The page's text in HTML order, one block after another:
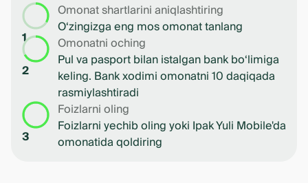
1
Omonat shartlarini aniqlashtiring
O‘zingizga eng mos omonat tanlang
2
Omonatni oching
Pul va pasport bilan istalgan bank bo‘limiga
keling. Bank xodimi omonatni 10 daqiqada
rasmiylashtiradi
3
Foizlarni oling
Foizlarni yechib oling yoki Ipak Yuli Mobile'da
omonatida qoldiring